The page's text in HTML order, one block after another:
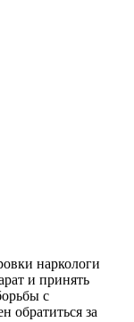
наркологи
и принять
с
обратиться за